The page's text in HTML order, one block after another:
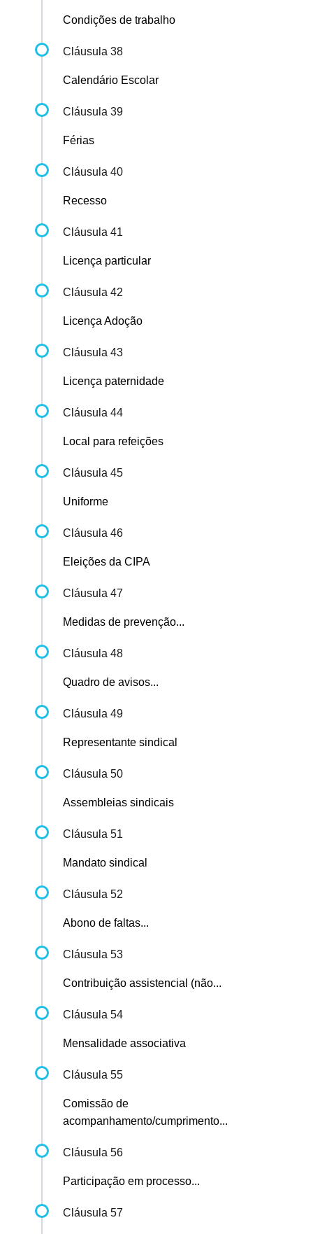
Condições de trabalho
Cláusula 38
Calendário Escolar
Cláusula 39
Férias
Cláusula 40
Recesso
Cláusula 41
Licença particular
Cláusula 42
Licença Adoção
Cláusula 43
Licença paternidade
Cláusula 44
Local para refeições
Cláusula 45
Uniforme
Cláusula 46
Eleições da CIPA
Cláusula 47
Medidas de prevenção...
Cláusula 48
Quadro de avisos...
Cláusula 49
Representante sindical
Cláusula 50
Assembleias sindicais
Cláusula 51
Mandato sindical
Cláusula 52
Abono de faltas...
Cláusula 53
Contribuição assistencial (não...
Cláusula 54
Mensalidade associativa
Cláusula 55
Comissão de
acompanhamento/cumprimento...
Cláusula 56
Participação em processo...
Cláusula 57